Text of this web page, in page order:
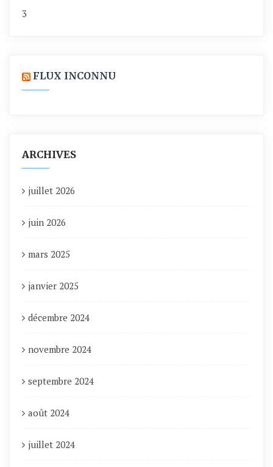
3
FLUX INCONNU
ARCHIVES
juillet 2026
juin 2026
mars 2025
janvier 2025
décembre 2024
novembre 2024
septembre 2024
août 2024
juillet 2024